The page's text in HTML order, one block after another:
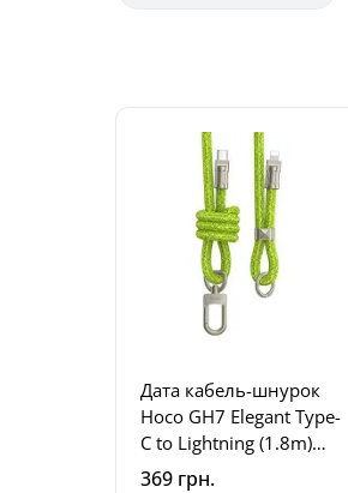
Дата кабель-шнурок
Hoco GH7 Elegant Type-
C to Lightning (1.8m)
Fluorescent Green
369 грн.